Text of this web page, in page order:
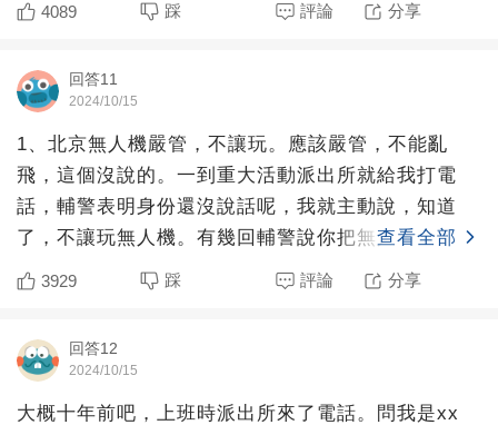
4089 踩 評論 分享
回答11
2024/10/15
1、北京無人機嚴管，不讓玩。應該嚴管，不能亂
飛，這個沒說的。一到重大活動派出所就給我打電
話，輔警表明身份還沒說話呢，我就主動說，知道
了，不讓玩無人機。有幾回輔警說你把無人機交派出
所來吧，我明確拒絕。后
查看全部
3929 踩 評論 分享
回答12
2024/10/15
大概十年前吧，上班時派出所來了電話。問我是xx